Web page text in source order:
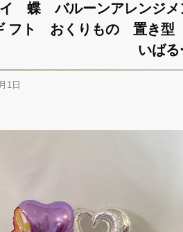
イ 蝶 バルーンアレン
フト おくりもの 置
いばる
1日